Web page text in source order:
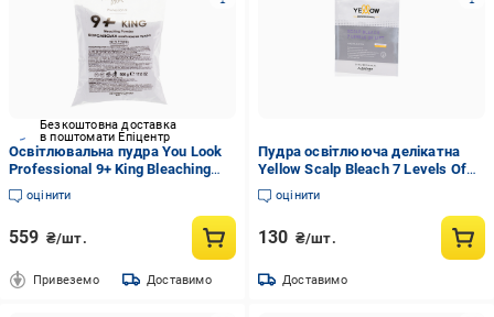
Безкоштовна доставка
в поштомати Епіцентр
Освітлювальна пудра You Look
Professional 9+ King Bleaching
Powder до 9 тонів 500 г
оцінити
559 ₴/шт.
Привеземо Доставимо
Пудра освітлююча делікатна
Yellow Scalp Bleach 7 Levels Of
Lift 50 г
оцінити
130 ₴/шт.
Доставимо